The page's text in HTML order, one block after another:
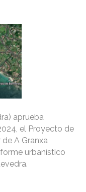
aprueba
el Proyecto de
de A Granxa
urbanístico